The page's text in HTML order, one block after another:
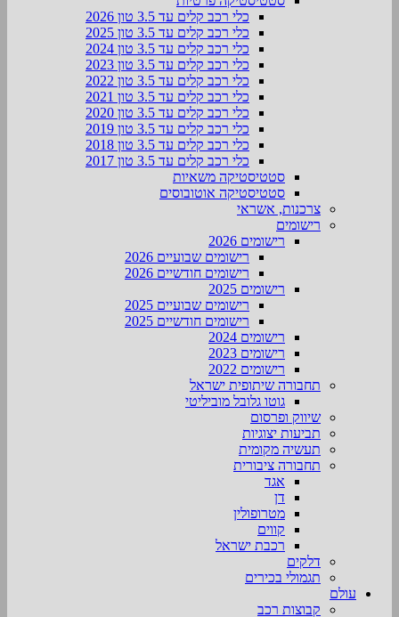
כלי רכב קלים עד 3.5 טון 2026
כלי רכב קלים עד 3.5 טון 2025
כלי רכב קלים עד 3.5 טון 2024
כלי רכב קלים עד 3.5 טון 2023
כלי רכב קלים עד 3.5 טון 2022
כלי רכב קלים עד 3.5 טון 2021
כלי רכב קלים עד 3.5 טון 2020
כלי רכב קלים עד 3.5 טון 2019
כלי רכב קלים עד 3.5 טון 2018
כלי רכב קלים עד 3.5 טון 2017
סטטיסטיקה משאיות
סטטיסטיקה אוטובוסים
צרכנות, אשראי
רישומים
רישומים 2026
רישומים שבועיים 2026
רישומים חודשיים 2026
רישומים 2025
רישומים שבועיים 2025
רישומים חודשיים 2025
רישומים 2024
רישומים 2023
רישומים 2022
תחבורה שיתופית ישראל
גוטו גלובל מוביליטי
שיווק ופרסום
תביעות יצוגיות
תעשיה מקומית
תחבורה ציבורית
אגד
דן
מטרופולין
קווים
רכבת ישראל
דלקים
תגמולי בכירים
עולם
קבוצות רכב